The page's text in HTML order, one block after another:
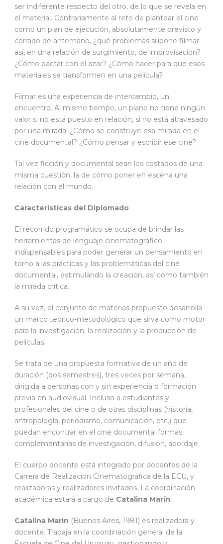
ser indiferente respecto del otro, de lo que se revela en
el material. Contrariamente al reto de plantear el cine
como un plan de ejecución, absolutamente previsto y
cerrado de antemano, ¿qué problemas supone filmar
así, en una relación de surgimiento, de improvisación?
¿Cómo pactar con el azar? ¿Cómo hacer para que esos
materiales se transformen en una película?
Filmar es una experiencia de intercambio, un
encuentro. Al mismo tiempo, un plano no tiene ningún
valor si no está puesto en relación, si no está atravesado
por una mirada. ¿Cómo se construye esa mirada en el
cine documental? ¿Cómo pensar y escribir ese cine?
Tal vez ficción y documental sean los costados de una
misma cuestión, la de cómo poner en escena una
relación con el mundo.
Características del Diplomado
El recorrido programático se ocupa de brindar las
herramientas de lenguaje cinematográfico
indispensables para poder generar un pensamiento en
torno a las prácticas y las problemáticas del cine
documental, estimulando la creación, así como también
la mirada crítica.
A su vez, el conjunto de materias propuesto desarrolla
un marco teórico-metodológico que sirva como motor
para la investigación, la realización y la producción de
películas.
Se trata de una propuesta formativa de un año de
duración (dos semestres), tres veces por semana,
dirigida a personas con y sin experiencia o formación
previa en audiovisual. Incluso a estudiantes y
profesionales del cine o de otras disciplinas (historia,
antropología, periodismo, comunicación, etc.) que
puedan encontrar en el cine documental formas
complementarias de investigación, difusión, abordaje.
El cuerpo docente está integrado por docentes de la
Carrera de Realización Cinematográfica de la ECU, y
realizadoras y realizadores invitados. La coordinación
académica estará a cargo de Catalina Marín.
Catalina Marín (Buenos Aires, 1981) es realizadora y
docente. Trabaja en la coordinación general de la